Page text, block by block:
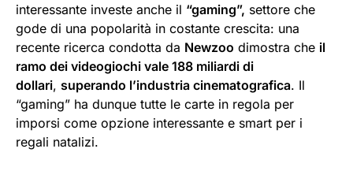
interessante investe anche il “gaming”, settore che
gode di una popolarità in costante crescita: una
recente ricerca condotta da Newzoo dimostra che il
ramo dei videogiochi vale 188 miliardi di
dollari, superando l’industria cinematografica. Il
“gaming” ha dunque tutte le carte in regola per
imporsi come opzione interessante e smart per i
regali natalizi.